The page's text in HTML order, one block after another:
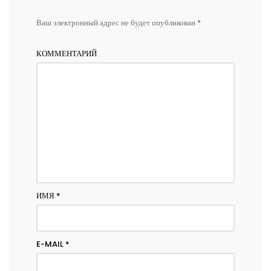
Ваш электронный адрес не будет опубликован *
КОММЕНТАРИЙ
ИМЯ *
E-MAIL *